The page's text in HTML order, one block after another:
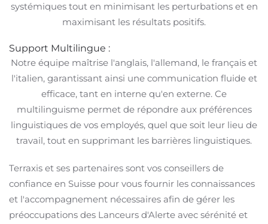
systémiques tout en minimisant les perturbations et en
maximisant les résultats positifs.
Support Multilingue :
Notre équipe maîtrise l'anglais, l'allemand, le français et
l'italien, garantissant ainsi une communication fluide et
efficace, tant en interne qu'en externe. Ce
multilinguisme permet de répondre aux préférences
linguistiques de vos employés, quel que soit leur lieu de
travail, tout en supprimant les barrières linguistiques.
Terraxis et ses partenaires sont vos conseillers de
confiance en Suisse pour vous fournir les connaissances
et l'accompagnement nécessaires afin de gérer les
préoccupations des Lanceurs d'Alerte avec sérénité et